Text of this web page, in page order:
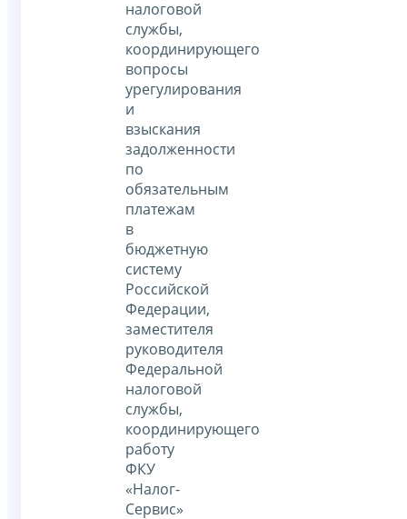
налоговой
службы,
координирующего
вопросы
урегулирования
и
взыскания
задолженности
по
обязательным
платежам
в
бюджетную
систему
Российской
Федерации,
заместителя
руководителя
Федеральной
налоговой
службы,
координирующего
работу
ФКУ
«Налог-
Сервис»